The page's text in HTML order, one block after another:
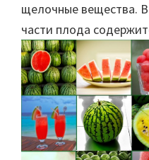
щелочные вещества.
части плода